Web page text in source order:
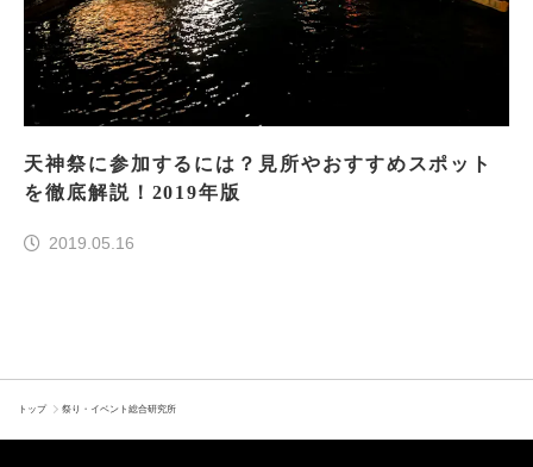
天神祭に参加するには？見所やおすすめスポット
を徹底解説！2019年版
2019.05.16
トップ 祭り・イベント総合研究所